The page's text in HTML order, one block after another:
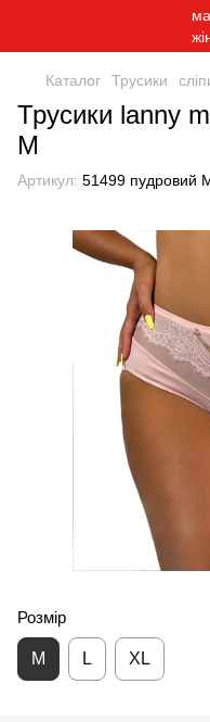
Каталог Трусики
Трусики lanny
M
Артикул: 51499 пудровий
Розмір
M L XL